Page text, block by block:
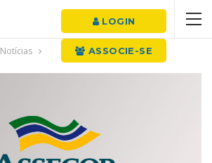
LOGIN
ASSOCIE-SE
Notícias